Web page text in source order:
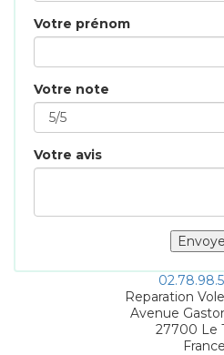
Votre prénom
Votre note
Votre avis
Reparation
Avenue
27700 Le
France